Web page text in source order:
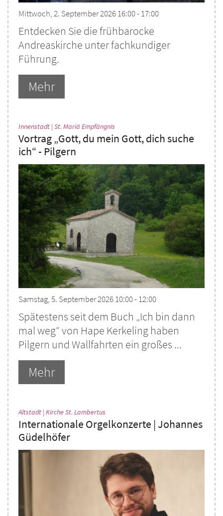
Mittwoch, 2. September 2026 16:00 - 17:00
Entdecken Sie die frühbarocke
Andreaskirche unter fachkundiger
Führung.
Mehr
Innenstadt | St. Mariä Empfängnis
Vortrag „Gott, du mein Gott, dich suche
ich“ - Pilgern
Samstag, 5. September 2026 10:00 - 12:00
Spätestens seit dem Buch „Ich bin dann
mal weg“ von Hape Kerkeling haben
Pilgern und Wallfahrten ein großes ...
Mehr
Altstadt | Kirche St. Lambertus
Internationale Orgelkonzerte | Johannes
Güdelhöfer